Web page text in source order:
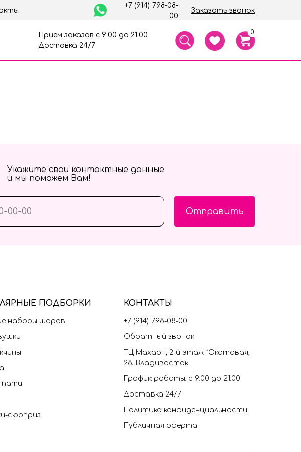
+7 (914) 798-08-
00
Заказать звонок
Прием заказов с 9:00 до 21:00
Доставка 24/7
0
Отправить
Укажите свои контактные данные
и мы поможем Вам!
ПОДБОРКИ
наборы шаров
пати
сюрприз
КОНТАКТЫ
+7 (914) 798-08-00
Обратный звонок
ТЦ Махаон, 2-й этаж *Окатовая,
28, Владивосток
График работы: с 9:00 до 21:00
Доставка 24/7
Политика конфиденциальности
Публичная оферта